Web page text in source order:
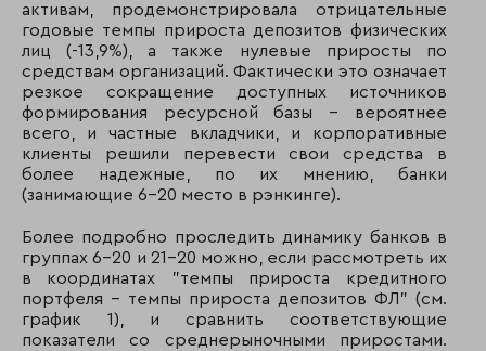
177 230 КБ
178 252 Быстробанк
179 231 Экопромбанк
180 164 АКБ
181 167 КБ Евротраст
182 166 АКБ «Приморье»
183 207 Банк
184 212 КБ МИА
активам, продемонстрировала отрицательные
годовые темпы прироста депозитов физических
лиц (-13,9%), а также нулевые приросты по
средствам организаций. Фактически это означает
резкое сокращение доступных источников
формирования ресурсной базы – вероятнее
всего, и частные вкладчики, и корпоративные
клиенты решили перевести свои средства в
более надежные, по их мнению, банки
(занимающие 6-20 место в рэнкинге).
Более подробно проследить динамику банков в
группах 6-20 и 21-20 можно, если рассмотреть их
в координатах "темпы прироста кредитного
портфеля – темпы прироста депозитов ФЛ" (см.
график 1), и сравнить соответствующие
показатели со среднерыночными приростами.